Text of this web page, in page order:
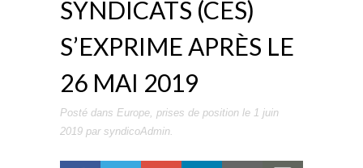
SYNDICATS (CES)
S’EXPRIME APRÈS LE
26 MAI 2019
Posté dans Europe, prises de position le 1 juin
2019 par syndicoAdmin.